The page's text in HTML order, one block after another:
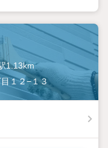
1.13km
１２−１３